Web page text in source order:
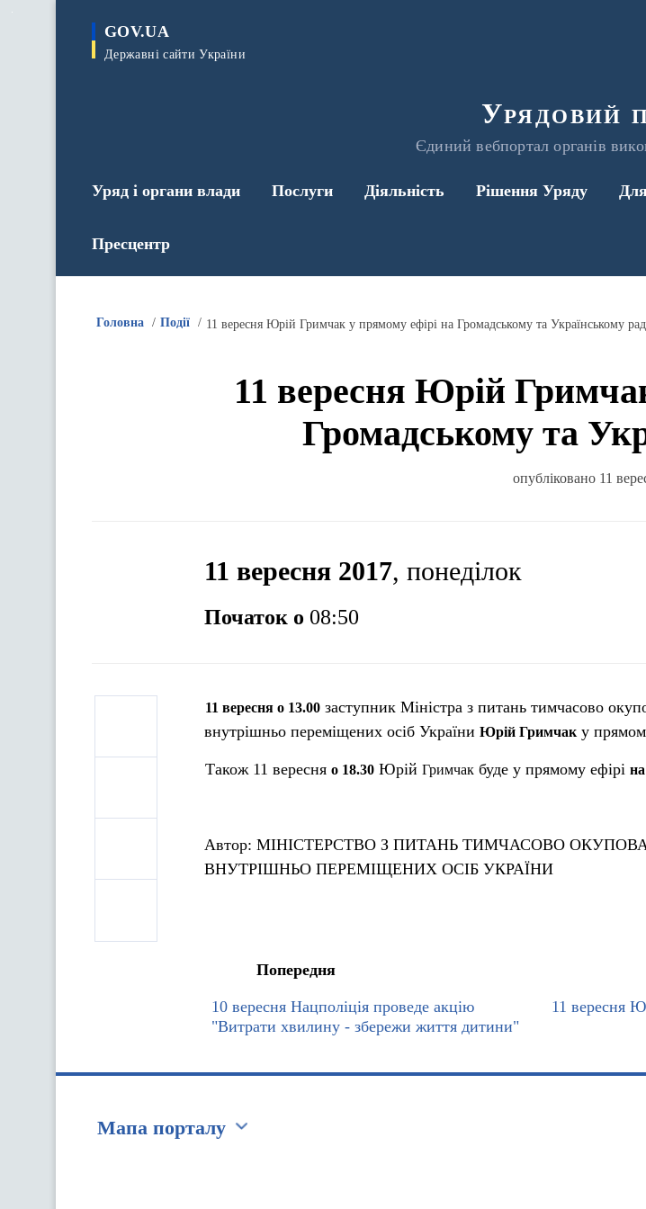
GOV.UA
Державні сайти України
Урядовий
Єдиний вебпортал органів
Уряд і органи влади Послуги Діяльність Рішення Уряду
Пресцентр
Головна Події 11 вересня Юрій Гримчак у прямому ефірі на Громадському та Українському
11 вересня Юрій
Громадському та
опубліковано 11
11 вересня 2017, понеділок
Початок о 08:50
11 вересня о 13.00 заступник Міністра з питань тимчасово
внутрішньо переміщених осіб України Юрій Гримчаку
Також 11 вересня о 18.30 Юрій Гримчак буде у прямому ефірі
Автор: МІНІСТЕРСТВО З ПИТАНЬ ТИМЧАСОВО
ВНУТРІШНЬО ПЕРЕМІЩЕНИХ ОСІБ УКРАЇНИ
Попередня
10 вересня Нацполіція проведе акцію
"Витрати хвилину - збережи життя дитини"
11 вересня
Мапа порталу